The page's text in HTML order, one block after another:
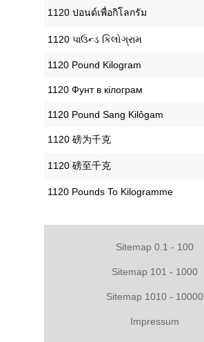
‎1120 ปอนด์เพื่อกิโลกรัม
‎1120 પાઉન્ડ કિલોગ્રામ
‎1120 Pound Kilogram
‎1120 Фунт в кілограм
‎1120 Pound Sang Kilôgam
‎1120 磅为千克
‎1120 磅至千克
‎1120 Pounds To Kilogramme
Sitemap 0.1 - 100
Sitemap 101 - 1000
Sitemap 1010 - 10000
Impressum